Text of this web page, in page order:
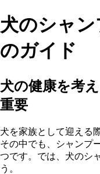
犬のシャ
のガイド
犬の健康を考
重要
犬を家族として迎える
その中でも、シャンプ
つです。では、犬のシ
う。